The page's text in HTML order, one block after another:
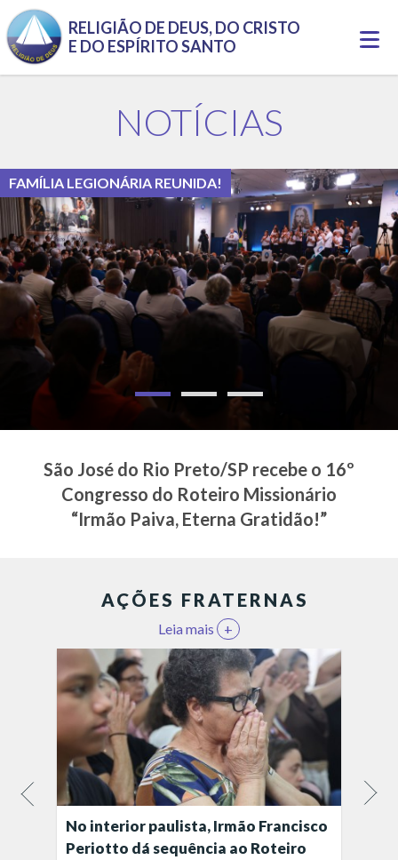
Pular para o conteúdo principal
RELIGIÃO DE DEUS, DO CRISTO
E DO ESPÍRITO SANTO
NOTÍCIAS
FAMÍLIA LEGIONÁRIA REUNIDA!
São José do Rio Preto/SP recebe o 16º
Congresso do Roteiro Missionário
“Irmão Paiva, Eterna Gratidão!”
AÇÕES FRATERNAS
Leia mais +
No interior paulista, Irmão Francisco
Periotto dá sequência ao Roteiro